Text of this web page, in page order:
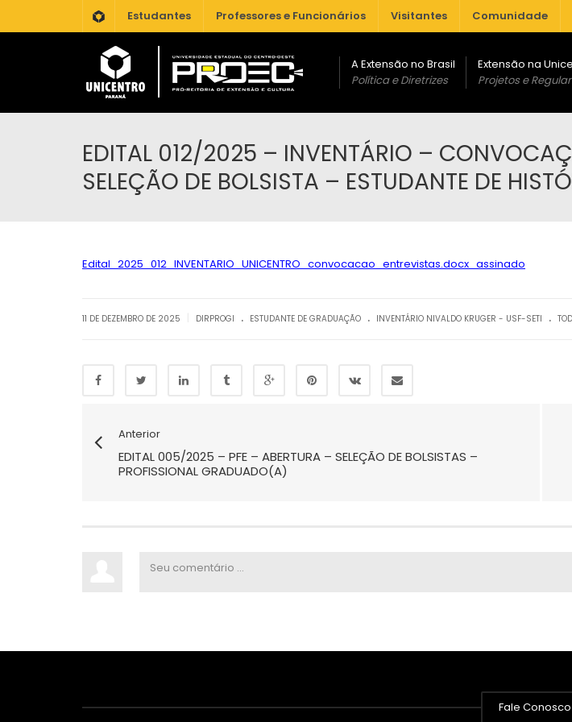
. Estudantes Professores e Funcionários Visitantes Comunidade
A Extensão no Brasil
Política e Diretrizes
Extensão na
Projetos e
EDITAL 012/2025 – INVENTÁRIO –
SELEÇÃO DE BOLSISTA – ESTUDANTE DE
Edital_2025_012_INVENTARIO_UNICENTRO_convocacao_entrevistas.docx_assinado
11 DE DEZEMBRO DE 2025 DIRPROGI . ESTUDANTE DE GRADUAÇÃO . INVENTÁRIO NIVALDO KRUGER - USF-SETI .
Anterior
EDITAL 005/2025 – PFE – ABERTURA – SELEÇÃO DE BOLSISTAS –
PROFISSIONAL GRADUADO(A)
Fale Conosco